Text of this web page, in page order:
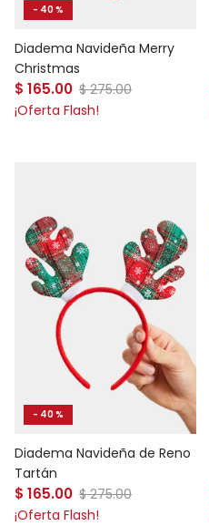
- 40 %
Diadema Navideña Merry
Christmas
Precio de venta
$ 165.00 Precio normal
$ 275.00
¡Oferta Flash!
- 40 %
Diadema Navideña de Reno
Tartán
Precio de venta
$ 165.00 Precio normal
$ 275.00
¡Oferta Flash!